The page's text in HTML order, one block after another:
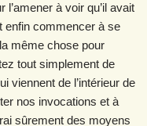
à voir qu’il avait
enfin commencer à se
même chose pour
tout simplement de
viennent de l’intérieur de
nos invocations et à
sûrement des moyens